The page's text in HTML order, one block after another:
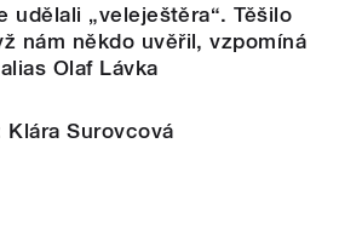
udělali „veleještěra“. Těšilo
nám někdo uvěřil, vzpomíná
Olaf Lávka
Klára Surovcová